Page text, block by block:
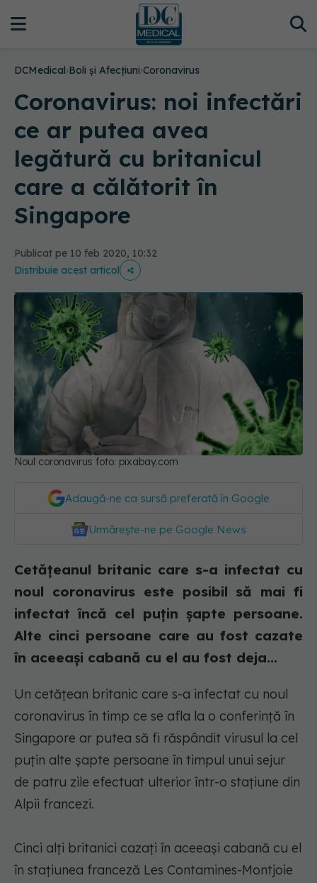
DCMedical›Boli și Afecțiuni›Coronavirus
Coronavirus: noi infectări
ce ar putea avea
legătură cu britanicul
care a călătorit în
Singapore
Publicat pe 10 feb 2020, 10:32
Distribuie acest articol
Noul coronavirus foto: pixabay.com
Adaugă-ne ca sursă preferată în Google
Urmărește-ne pe Google News
Cetățeanul britanic care s-a infectat cu
noul coronavirus este posibil să mai fi
infectat încă cel puțin șapte persoane.
Alte cinci persoane care au fost cazate
în aceeași cabană cu el au fost deja...
Un cetăţean britanic care s-a infectat cu noul
coronavirus în timp ce se afla la o conferinţă în
Singapore ar putea să fi răspândit virusul la cel
puţin alte şapte persoane în timpul unui sejur
de patru zile efectuat ulterior într-o staţiune din
Alpii francezi.
Cinci alţi britanici cazaţi în aceeaşi cabană cu el
în staţiunea franceză Les Contamines-Montjoie